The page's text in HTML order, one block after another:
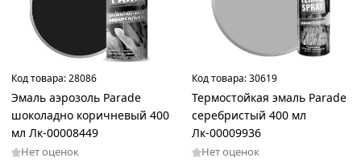
Код товара:28086
Эмаль аэрозоль Parade
шоколадно коричневый 400
мл Лк-00008449
Нет оценок
Код товара:30619
Термостойкая эмаль Parade
серебристый 400 мл
Лк-00009936
Нет оценок